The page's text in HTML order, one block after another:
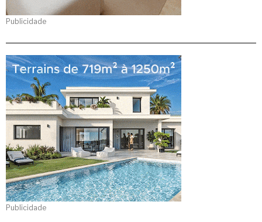
Publicidade
Publicidade